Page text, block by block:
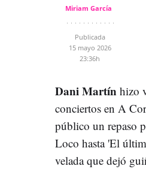
Miriam García
Publicada
15 mayo 2026
23:36h
Dani Martín hizo
conciertos en A
público un repaso
Loco hasta 'El
velada que dejó